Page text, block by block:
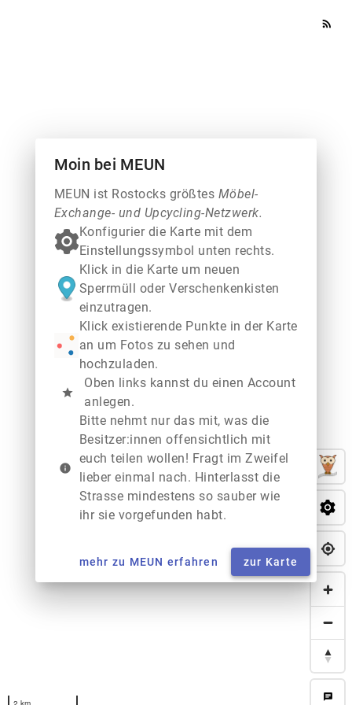
rss_feed
chat
Moin bei MEUN
MEUN ist Rostocks größtes Möbel-
Exchange- und Upcycling-Netzwerk.
Konfigurier die Karte mit dem
Einstellungssymbol unten rechts.
Klick in die Karte um neuen
Sperrmüll oder Verschenkenkisten
einzutragen.
Klick existierende Punkte in der Karte
an um Fotos zu sehen und
hochzuladen.
star
Oben links kannst du einen Account
anlegen.
info
Bitte nehmt nur das mit, was die
Besitzer:innen offensichtlich mit
euch teilen wollen! Fragt im Zweifel
lieber einmal nach. Hinterlasst die
Strasse mindestens so sauber wie
ihr sie vorgefunden habt.
mehr zu MEUN erfahren zur Karte